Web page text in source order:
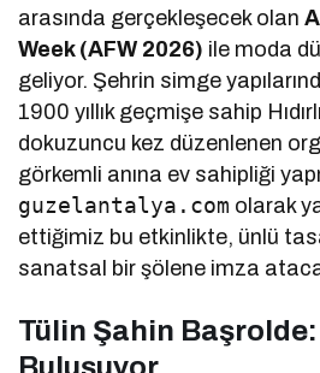
arasında gerçekleşecek olan
Week (AFW 2026) ile moda
geliyor. Şehrin simge
1900 yıllık geçmişe sahip
dokuzuncu kez düzenlenen
görkemli anına ev sahipliği
guzelantalya.com olarak
ettiğimiz bu etkinlikte, ünlü
sanatsal bir şölene imza
Tülin Şahin
Buluşuyor